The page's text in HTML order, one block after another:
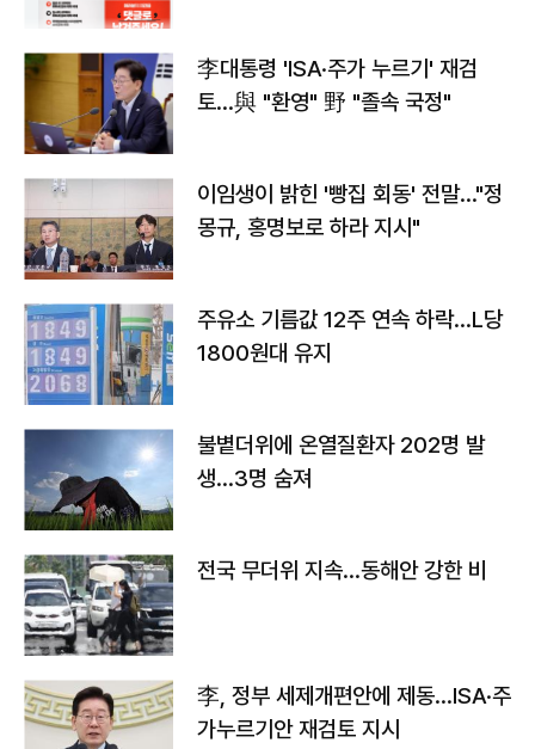
李대통령 'ISA·주가 누르기' 재검
토…與 "환영" 野 "졸속 국정"
이임생이 밝힌 '빵집 회동' 전말…"정
몽규, 홍명보로 하라 지시"
주유소 기름값 12주 연속 하락…L당
1800원대 유지
불볕더위에 온열질환자 202명 발
생…3명 숨져
전국 무더위 지속…동해안 강한 비
李, 정부 세제개편안에 제동…ISA·주
가누르기안 재검토 지시